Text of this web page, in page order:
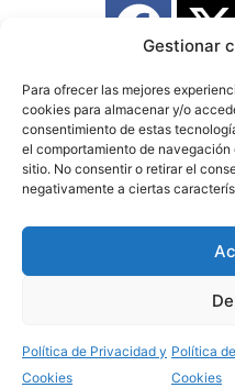
Gestionar
Para ofrecer las mejores
cookies para almacenar y/o
consentimiento de estas
el comportamiento de
sitio. No consentir o retirar el
negativamente a ciertas
Política de Privacidad y
Cookies
Política
Cookies